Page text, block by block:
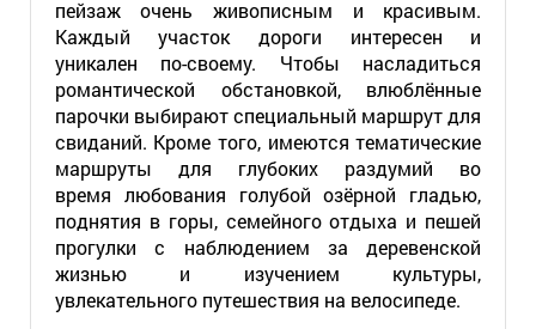
пейзаж очень живописным и красивым.
Каждый участок дороги интересен и
уникален по-своему. Чтобы насладиться
романтической обстановкой, влюблённые
парочки выбирают специальный маршрут для
свиданий. Кроме того, имеются тематические
маршруты для глубоких раздумий во
время любования голубой озёрной гладью,
поднятия в горы, семейного отдыха и пешей
прогулки с наблюдением за деревенской
жизнью и изучением культуры,
увлекательного путешествия на велосипеде.